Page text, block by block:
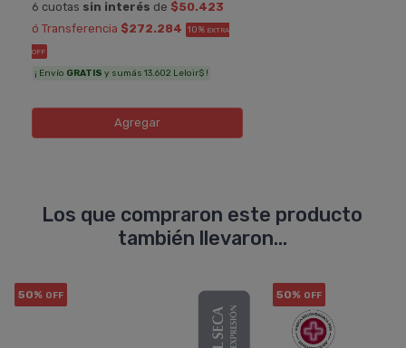
6 cuotas sin interés de $50.423
ó Transferencia $272.284 10% EXTRA
OFF
¡ Envío GRATIS y sumás 13.602 Leloir$ !
Agregar
Los que compraron este producto
también llevaron...
50% OFF 50% OFF